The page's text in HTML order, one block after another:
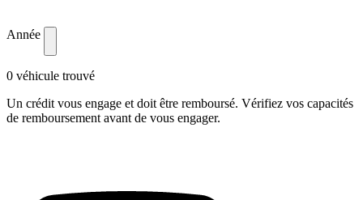
Année
0 véhicule trouvé
Un crédit vous engage et doit être remboursé. Vérifiez vos capacités
de remboursement avant de vous engager.